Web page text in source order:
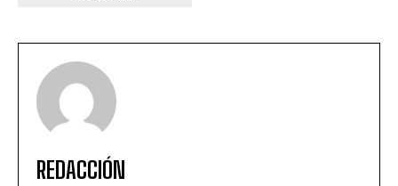
REDACCIÓN